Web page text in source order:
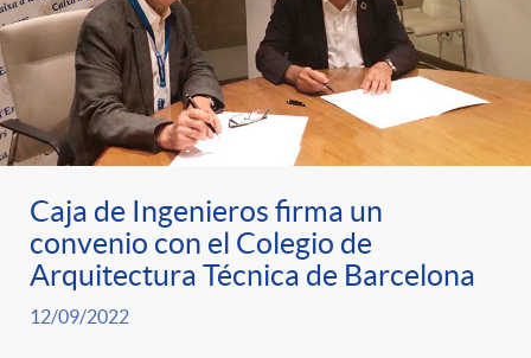
Caja de Ingenieros firma un
convenio con el Colegio de
Arquitectura Técnica de Barcelona
12/09/2022